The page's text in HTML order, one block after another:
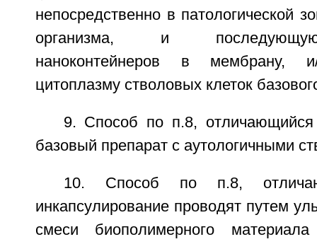
непосредственно в патологической
организма, и
наноконтейнеров в мембрану,
цитоплазму стволовых клеток
9. Способ по п.8,
базовый препарат с аутологичными
10. Способ по п.8,
инкапсулирование проводят путем
смеси биополимерного